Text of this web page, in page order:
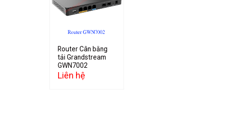
Add to
Router Cân bằng
tải Grandstream
GWN7002
Liên hệ